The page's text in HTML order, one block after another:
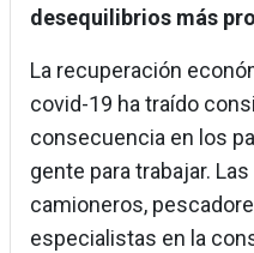
desequilibrios más
La recuperación
covid-19 ha traído
consecuencia en los
gente para trabajar.
camioneros,
especialistas en la